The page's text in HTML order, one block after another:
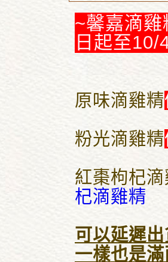
~馨嘉滴
日起至10/
原味滴雞精
粉光滴雞精
紅棗枸杞
杞滴雞精
可以延遲
一樣也是